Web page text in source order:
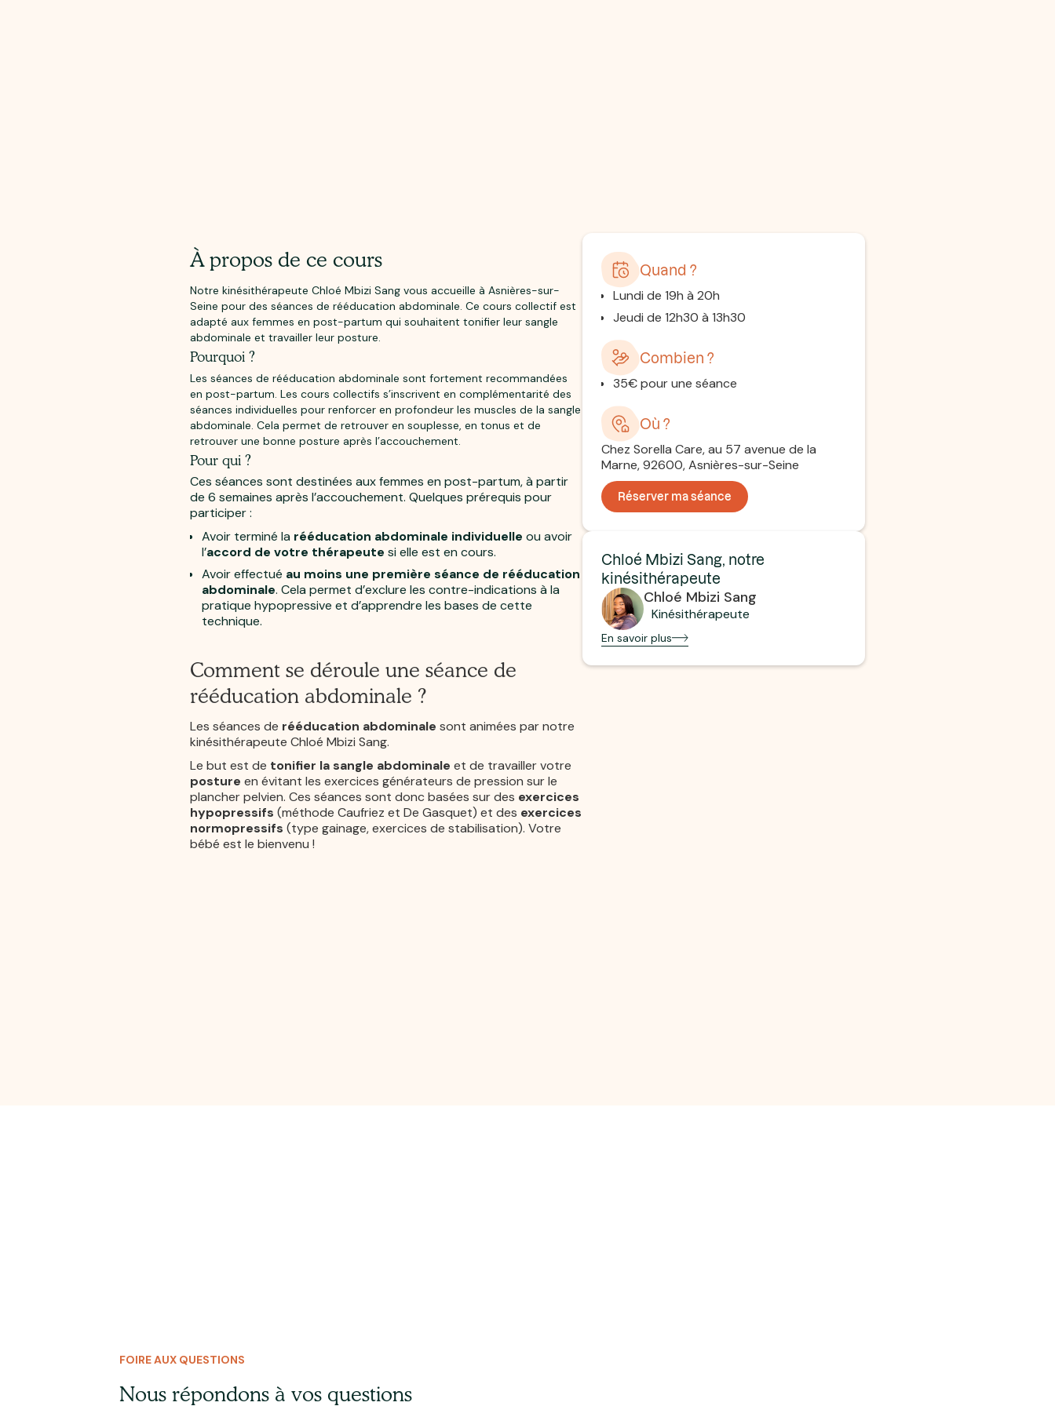
À propos de ce cours
Notre kinésithérapeute Chloé Mbizi Sang vous accueille à Asnières-sur-
Seine pour des séances de rééducation abdominale. Ce cours collectif est
adapté aux femmes en post-partum qui souhaitent tonifier leur sangle
abdominale et travailler leur posture.
Pourquoi ?
Les séances de rééducation abdominale sont fortement recommandées
en post-partum. Les cours collectifs s’inscrivent en complémentarité des
séances individuelles pour renforcer en profondeur les muscles de la sangle
abdominale. Cela permet de retrouver en souplesse, en tonus et de
retrouver une bonne posture après l’accouchement.
Pour qui ?
Ces séances sont destinées aux femmes en post-partum, à partir
de 6 semaines après l’accouchement. Quelques prérequis pour
participer :
Avoir terminé la rééducation abdominale individuelle ou avoir
l’accord de votre thérapeute si elle est en cours.
Avoir effectué au moins une première séance de rééducation
abdominale. Cela permet d’exclure les contre-indications à la
pratique hypopressive et d’apprendre les bases de cette
technique.
Comment se déroule une séance de
rééducation abdominale ?
Les séances de rééducation abdominale sont animées par notre
kinésithérapeute Chloé Mbizi Sang.
Le but est de tonifier la sangle abdominale et de travailler votre
posture en évitant les exercices générateurs de pression sur le
plancher pelvien. Ces séances sont donc basées sur des exercices
hypopressifs (méthode Caufriez et De Gasquet) et des exercices
normopressifs (type gainage, exercices de stabilisation). Votre
bébé est le bienvenu !
Quand ?
Lundi de 19h à 20h
Jeudi de 12h30 à 13h30
Combien ?
35€ pour une séance
Où ?
Chez Sorella Care, au 57 avenue de la
Marne, 92600, Asnières-sur-Seine
Réserver ma séance
Chloé Mbizi Sang, notre
kinésithérapeute
Chloé Mbizi Sang
Kinésithérapeute
En savoir plus
FOIRE AUX QUESTIONS
Nous répondons à vos questions